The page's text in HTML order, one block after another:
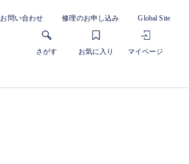
さがす お気に入り マイページ
お問い合わせ 修理のお申し込み Global Site